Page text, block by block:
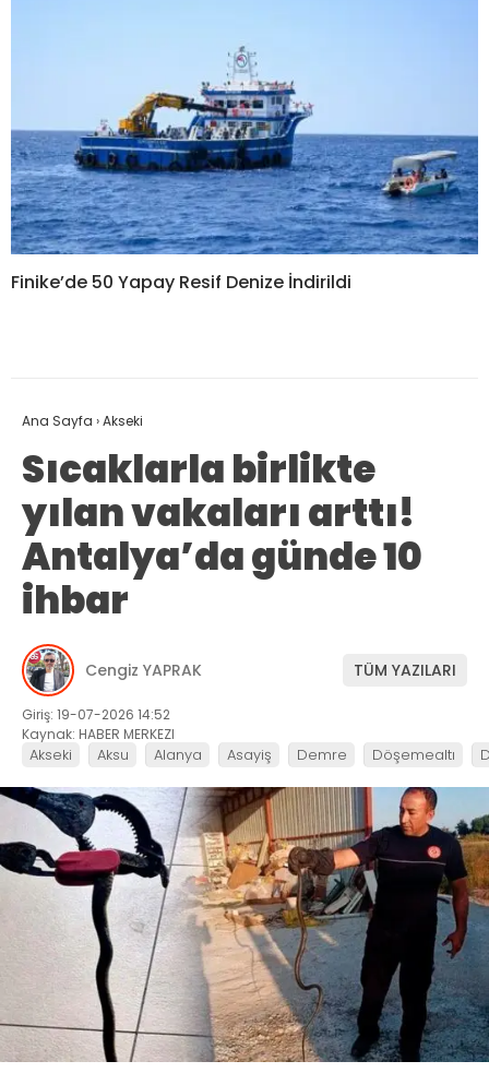
Finike’de 50 Yapay Resif Denize İndirildi
Ana Sayfa ›Akseki
Sıcaklarla birlikte
yılan vakaları arttı!
Antalya’da günde 10
ihbar
Cengiz YAPRAK TÜM YAZILARI
Giriş: 19-07-2026 14:52
Kaynak: HABER MERKEZI
Akseki Aksu Alanya Asayiş Demre Döşemealtı